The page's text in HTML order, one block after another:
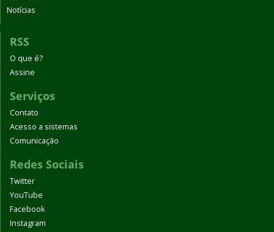
Notícias
RSS
O que é?
Assine
Serviços
Contato
Acesso a sistemas
Comunicação
Redes Sociais
Twitter
YouTube
Facebook
Instagram